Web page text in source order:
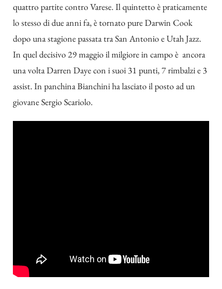
quattro partite contro Varese. Il quintetto è praticamente
lo stesso di due anni fa, è tornato pure Darwin Cook
dopo una stagione passata tra San Antonio e Utah Jazz.
In quel decisivo 29 maggio il milgiore in campo è ancora
una volta Darren Daye con i suoi 31 punti, 7 rimbalzi e 3
assist. In panchina Bianchini ha lasciato il posto ad un
giovane Sergio Scariolo.